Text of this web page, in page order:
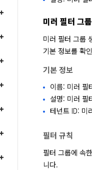
미러 필터 그
미러 필터 그룹
기본 정보를 확
기본 정보
이름: 미러 필
설명: 미러 필
테넌트 ID: 미
필터 규칙
필터 그룹에 속
니다.